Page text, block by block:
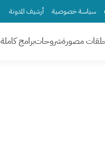
سياسة خصوصية أرشيف المدونة
مصورةشروحاتبرامج كاملة